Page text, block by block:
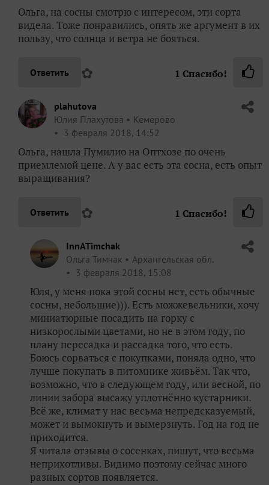
Ольга, на сосны смотрю с интересом, эти сорта
видела. Тоже понравились, опять же аргумент в их
пользу, что солнца и ветра не бояться.
Ответить ✿ 1 Спасибо!
plahutova
Юлия Плахутова
Кемерово
3 февраля 2018, 14:52
Ольга, нашла Пумилио на Оптхозе по очень
приемлемой цене. А у вас есть эта сосна, есть опыт
выращивания?
Ответить ✿ 1 Спасибо!
InnATimchak
Ольга Тимчак
Архангельская обл.
3 февраля 2018, 15:08
Юля, у меня пока этой сосны нет, есть обычные
сосны, небольшие))). Есть можжевельники, хочу
миниатюрные посадить на горку с
низкорослыми цветами, но не в этом году, по
плану пересадка и рассадка того, что есть.
Боюсь сорваться с покупками, поняла одно, что
лучше покупать в питомнике живьём. Так что,
возможно, что в следующем году, или весной, по
линии забора высажу уплотнённо кустарники.
Всё же, климат у нас весьма непредсказуемый,
может и вымокнуть и вымерзнуть. Год на год не
приходится.
Я читала отзывы о сосенках, пишут, что весьма
неприхотливы. Видимо поэтому сейчас много
разных сортов появляется.